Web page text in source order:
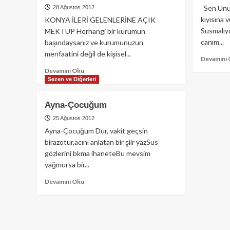
28 Ağustos 2012
KONYA İLERİ GELENLERİNE AÇIK
MEKTUP Herhangi bir kurumun
başındaysanız ve kurumunuzun
menfaatini değil de kişisel...
Devamını OkuRead
more
İLERİ
GELENLERİNE
AÇIK
MEKTUP
Sen
canım...
Devamını
Sezen ve Diğerleri
Ayna-Çocuğum
25 Ağustos 2012
Ayna-Çocuğum Dur, vakit geçsin
birazotur,acını anlatan bir şiir yazSus
gözlerini bkma ihaneteBu mevsim
yağmursa bir...
Devamını OkuRead